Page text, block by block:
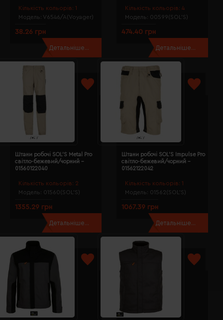
Кількість кольорів: 1
Модель: V6546/A(Voyager)
38.26 грн
Детальніше...
Кількість кольорів: 4
Модель: 00599(SOL’S)
474.40 грн
Детальніше...
Кількість кольорів: 2
Модель: 01560(SOL’S)
Штани робочі SOL'S Metal Pro
світло-бежевий/чорний -
01560122040
1355.29 грн
Детальніше...
Кількість кольорів: 1
Модель: 01562(SOL’S)
Штани робочі SOL'S Impulse Pro
світло-бежевий/чорний -
01562122042
1067.39 грн
Детальніше...